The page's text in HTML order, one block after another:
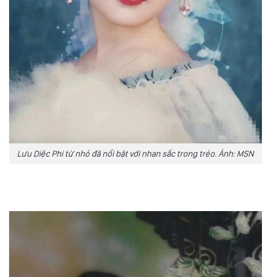
Lưu Diệc Phi từ nhỏ đã nổi bật với nhan sắc trong trẻo. Ảnh: MSN